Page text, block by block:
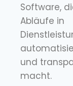
Software,
Abläufe in
und
macht.